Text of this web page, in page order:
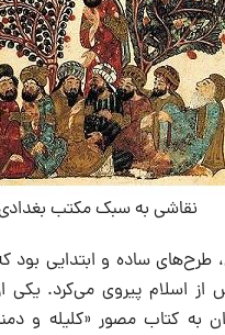
نقاشی به سبک مکتب
طرح‌های ساده و ابتدایی بود
اسلام پیروی می‌کرد. یکی
به کتاب مصور «کلیله و